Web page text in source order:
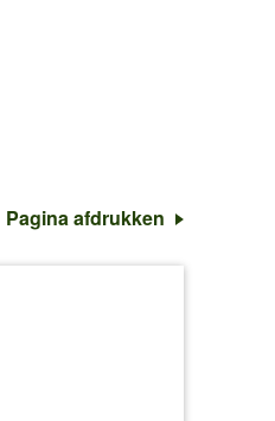
Pagina afdrukken